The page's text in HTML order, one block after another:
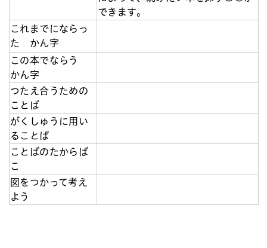
できます。
これまでにならっ
た かん字
この本でならう
かん字
つたえ合うための
ことば
がくしゅうに用い
ることば
ことばのたからば
こ
図をつかって考え
よう